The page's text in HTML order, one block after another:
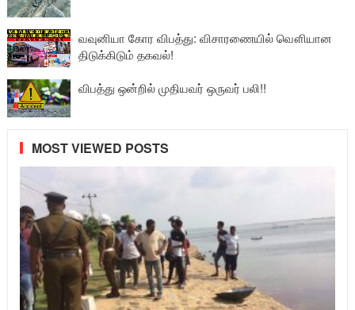
வவுனியா கோர விபத்து: விசாரணையில் வௌியான
திடுக்கிடும் தகவல்!
விபத்து ஒன்றில் முதியவர் ஒருவர் பலி!!
MOST VIEWED POSTS